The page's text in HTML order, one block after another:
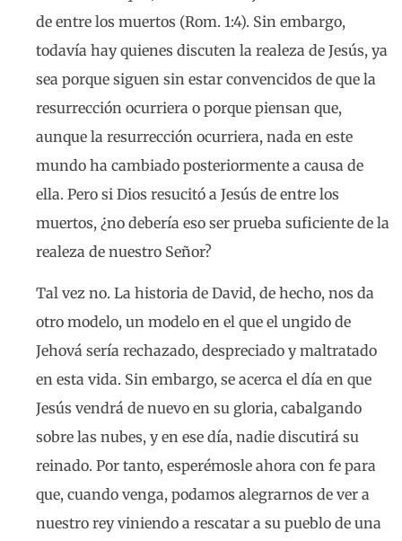
de entre los muertos (Rom. 1:4). Sin embargo,
todavía hay quienes discuten la realeza de Jesús, ya
sea porque siguen sin estar convencidos de que la
resurrección ocurriera o porque piensan que,
aunque la resurrección ocurriera, nada en este
mundo ha cambiado posteriormente a causa de
ella. Pero si Dios resucitó a Jesús de entre los
muertos, ¿no debería eso ser prueba suficiente de la
realeza de nuestro Señor?
Tal vez no. La historia de David, de hecho, nos da
otro modelo, un modelo en el que el ungido de
Jehová sería rechazado, despreciado y maltratado
en esta vida. Sin embargo, se acerca el día en que
Jesús vendrá de nuevo en su gloria, cabalgando
sobre las nubes, y en ese día, nadie discutirá su
reinado. Por tanto, esperémosle ahora con fe para
que, cuando venga, podamos alegrarnos de ver a
nuestro rey viniendo a rescatar a su pueblo de una